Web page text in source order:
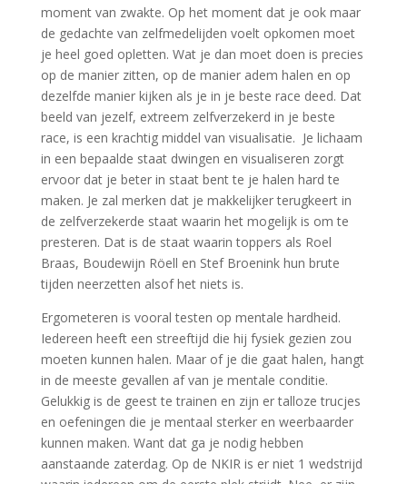
moment van zwakte. Op het moment dat je ook maar
de gedachte van zelfmedelijden voelt opkomen moet
je heel goed opletten. Wat je dan moet doen is precies
op de manier zitten, op de manier adem halen en op
dezelfde manier kijken als je in je beste race deed. Dat
beeld van jezelf, extreem zelfverzekerd in je beste
race, is een krachtig middel van visualisatie. Je lichaam
in een bepaalde staat dwingen en visualiseren zorgt
ervoor dat je beter in staat bent te je halen hard te
maken. Je zal merken dat je makkelijker terugkeert in
de zelfverzekerde staat waarin het mogelijk is om te
presteren. Dat is de staat waarin toppers als Roel
Braas, Boudewijn Röell en Stef Broenink hun brute
tijden neerzetten alsof het niets is.
Ergometeren is vooral testen op mentale hardheid.
Iedereen heeft een streeftijd die hij fysiek gezien zou
moeten kunnen halen. Maar of je die gaat halen, hangt
in de meeste gevallen af van je mentale conditie.
Gelukkig is de geest te trainen en zijn er talloze trucjes
en oefeningen die je mentaal sterker en weerbaarder
kunnen maken. Want dat ga je nodig hebben
aanstaande zaterdag. Op de NKIR is er niet 1 wedstrijd